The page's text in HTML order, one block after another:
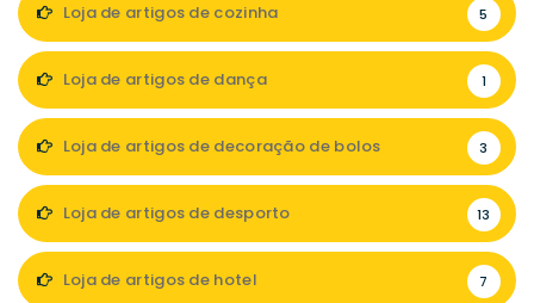
Loja de artigos de cozinha 5
Loja de artigos de dança 1
Loja de artigos de decoração de bolos 3
Loja de artigos de desporto 13
Loja de artigos de hotel 7